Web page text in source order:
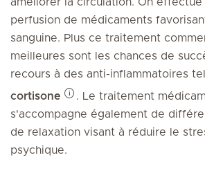
perfusion de médicaments
sanguine. Plus ce traitement
meilleures sont les chances de
recours à des anti-inflammatoires
cortisone
. Le traitement
s'accompagne également de
de relaxation visant à réduire le
psychique.